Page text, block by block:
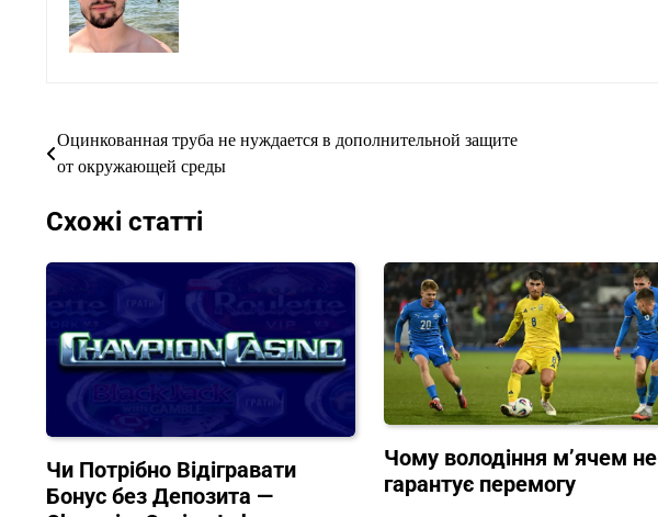
Навігація
записів
Оцинкованная труба не нуждается в дополнительной защите
от окружающей среды
Схожі статті
Чи Потрібно Відігравати
Бонус без Депозита —
Чому володіння м’ячем не
гарантує перемогу